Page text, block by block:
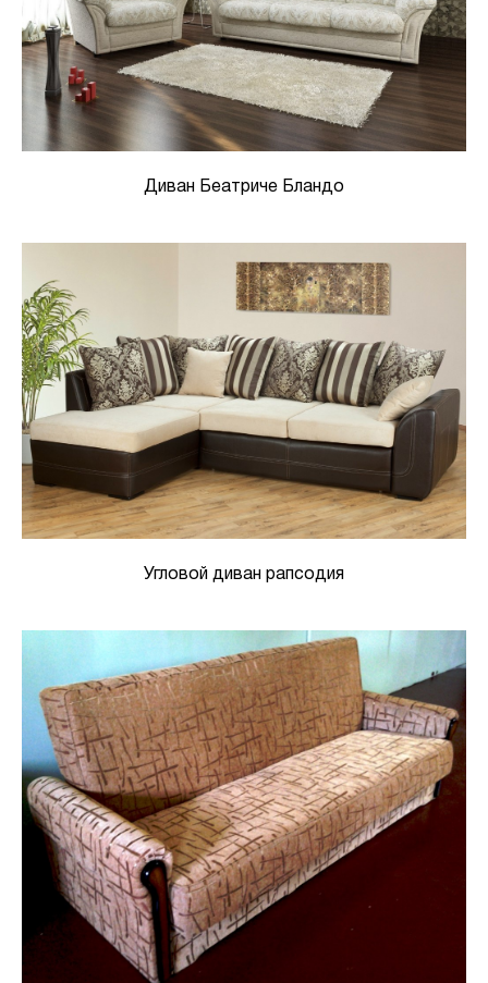
Диван Беатриче Бландо
Угловой диван рапсодия